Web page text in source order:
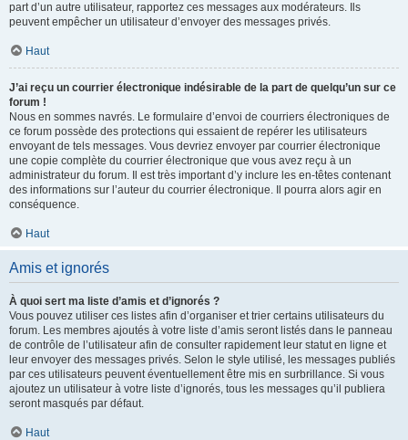
part d’un autre utilisateur, rapportez ces messages aux modérateurs. Ils
peuvent empêcher un utilisateur d’envoyer des messages privés.
Haut
J’ai reçu un courrier électronique indésirable de la part de quelqu’un sur ce
forum !
Nous en sommes navrés. Le formulaire d’envoi de courriers électroniques de
ce forum possède des protections qui essaient de repérer les utilisateurs
envoyant de tels messages. Vous devriez envoyer par courrier électronique
une copie complète du courrier électronique que vous avez reçu à un
administrateur du forum. Il est très important d’y inclure les en-têtes contenant
des informations sur l’auteur du courrier électronique. Il pourra alors agir en
conséquence.
Haut
Amis et ignorés
À quoi sert ma liste d’amis et d’ignorés ?
Vous pouvez utiliser ces listes afin d’organiser et trier certains utilisateurs du
forum. Les membres ajoutés à votre liste d’amis seront listés dans le panneau
de contrôle de l’utilisateur afin de consulter rapidement leur statut en ligne et
leur envoyer des messages privés. Selon le style utilisé, les messages publiés
par ces utilisateurs peuvent éventuellement être mis en surbrillance. Si vous
ajoutez un utilisateur à votre liste d’ignorés, tous les messages qu’il publiera
seront masqués par défaut.
Haut